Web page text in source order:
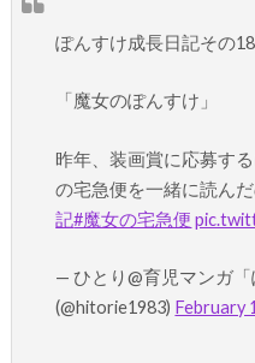
ぽんすけ成長日記その
「魔女のぽんすけ」
昨年、装画賞に応募す
の宅急便を一緒に読ん
記#魔女の宅急便
— ひとり@育児マンガ
(@hitorie1983) February